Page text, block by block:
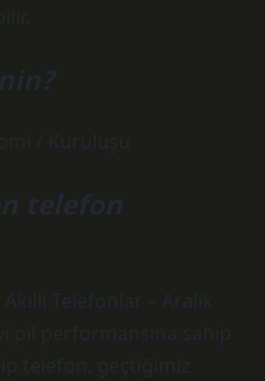
/ Kuruluşu
telefon
Telefonlar – Aralık
pil performansına sahip
telefon, geçtiğimiz